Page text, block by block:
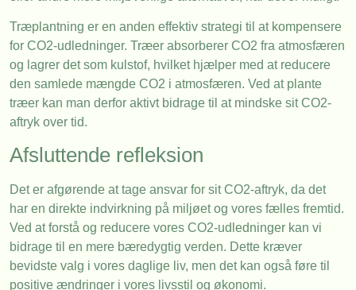
Træplantning er en anden effektiv strategi til at kompensere
for CO2-udledninger. Træer absorberer CO2 fra atmosfæren
og lagrer det som kulstof, hvilket hjælper med at reducere
den samlede mængde CO2 i atmosfæren. Ved at plante
træer kan man derfor aktivt bidrage til at mindske sit CO2-
aftryk over tid.
Afsluttende refleksion
Det er afgørende at tage ansvar for sit CO2-aftryk, da det
har en direkte indvirkning på miljøet og vores fælles fremtid.
Ved at forstå og reducere vores CO2-udledninger kan vi
bidrage til en mere bæredygtig verden. Dette kræver
bevidste valg i vores daglige liv, men det kan også føre til
positive ændringer i vores livsstil og økonomi.